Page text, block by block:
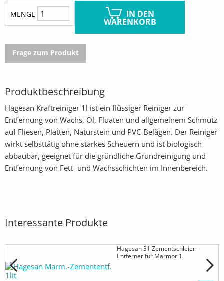
MENGE IN DEN
WARENKORB
Frage zum Produkt
Produktbeschreibung
Hagesan Kraftreiniger 1l ist ein flüssiger Reiniger zur
Entfernung von Wachs, Öl, Fluaten und allgemeinem Schmutz
auf Fliesen, Platten, Naturstein und PVC-Belägen. Der Reiniger
wirkt selbsttätig ohne starkes Scheuern und ist biologisch
abbaubar, geeignet für die gründliche Grundreinigung und
Entfernung von Fett- und Wachsschichten im Innenbereich.
Interessante Produkte
Hagesan 31 Zementschleier-
Entferner für Marmor 1l